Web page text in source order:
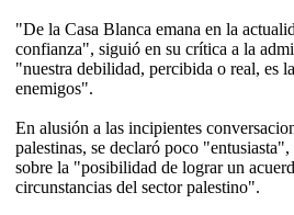
"De la Casa Blanca emana en la
confianza", siguió en su crítica a la
"nuestra debilidad, percibida o real, es
enemigos".
En alusión a las incipientes
palestinas, se declaró poco
sobre la "posibilidad de lograr un
circunstancias del sector palestino".